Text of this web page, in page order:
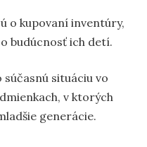
o kupovaní inventúry,
budúcnosť ich detí.
situáciu vo
v ktorých
generácie.